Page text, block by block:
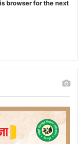
browser for the next